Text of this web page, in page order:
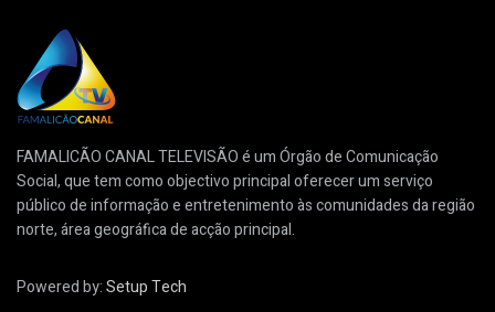
FAMALICÃO CANAL TELEVISÃO é um Órgão de Comunicação
Social, que tem como objectivo principal oferecer um serviço
público de informação e entretenimento às comunidades da região
norte, área geográfica de acção principal.
Powered by:Setup Tech